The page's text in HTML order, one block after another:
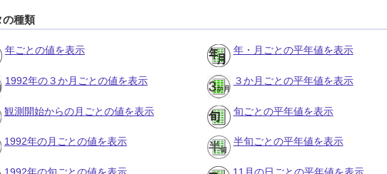
の種類
年ごとの値を表示 年・月ごとの平年値を表示
1992年の３か月ごとの値を表示 ３か月ごとの平年値を表示
観測開始からの月ごとの値を表示 旬ごとの平年値を表示
1992年の月ごとの値を表示 半旬ごとの平年値を表示